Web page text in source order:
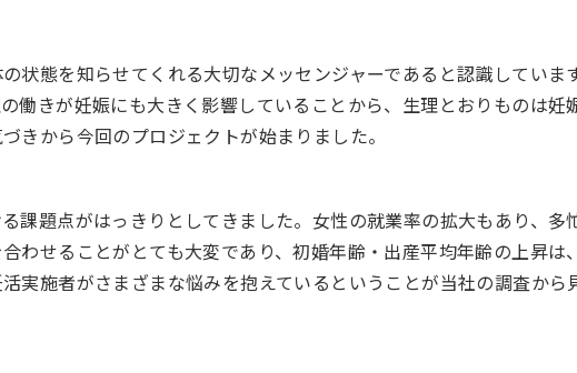
状態を知らせてくれる大切なメッセンジャーであると認識していま
働きが妊娠にも大きく影響していることから、生理とおりものは妊
きから今回のプロジェクトが始まりました。
課題点がはっきりとしてきました。女性の就業率の拡大もあり、多
わせることがとても大変であり、初婚年齢・出産平均年齢の上昇は
実施者がさまざまな悩みを抱えているということが当社の調査から